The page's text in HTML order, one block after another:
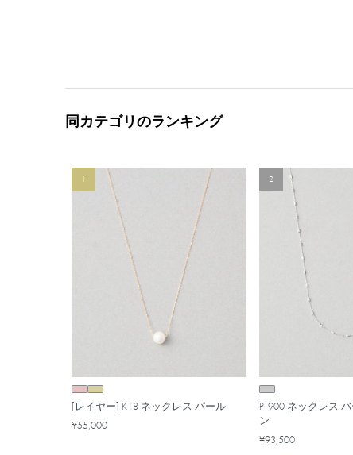
同カテゴリのランキング
1
[レイヤー] K18 ネックレス パール
¥55,000
2
PT900 ネックレス
ン
¥93,500